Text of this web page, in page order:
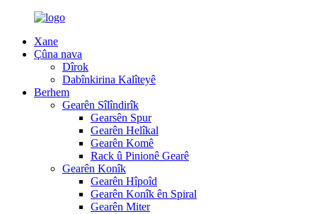
Xane
Çûna nava
Dîrok
Dabînkirina Kalîteyê
Berhem
Gearên Sîlîndirîk
Gearsên Spur
Gearên Helîkal
Gearên Komê
Rack û Pinionê Gearê
Gearên Konîk
Gearên Hîpoîd
Gearên Konîk ên Spiral
Gearên Miter